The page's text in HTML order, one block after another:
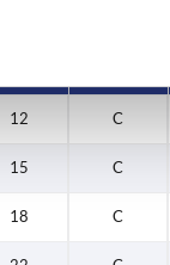
12 C
15 C
18 C